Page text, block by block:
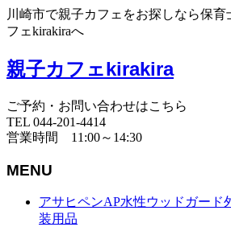
川崎市で親子カフェをお探しなら保
フェkirakiraへ
親子カフェkirakira
ご予約・お問い合わせはこちら
TEL 044-201-4414
営業時間 11:00～14:30
MENU
アサヒペンAP水性ウッドガー
装用品